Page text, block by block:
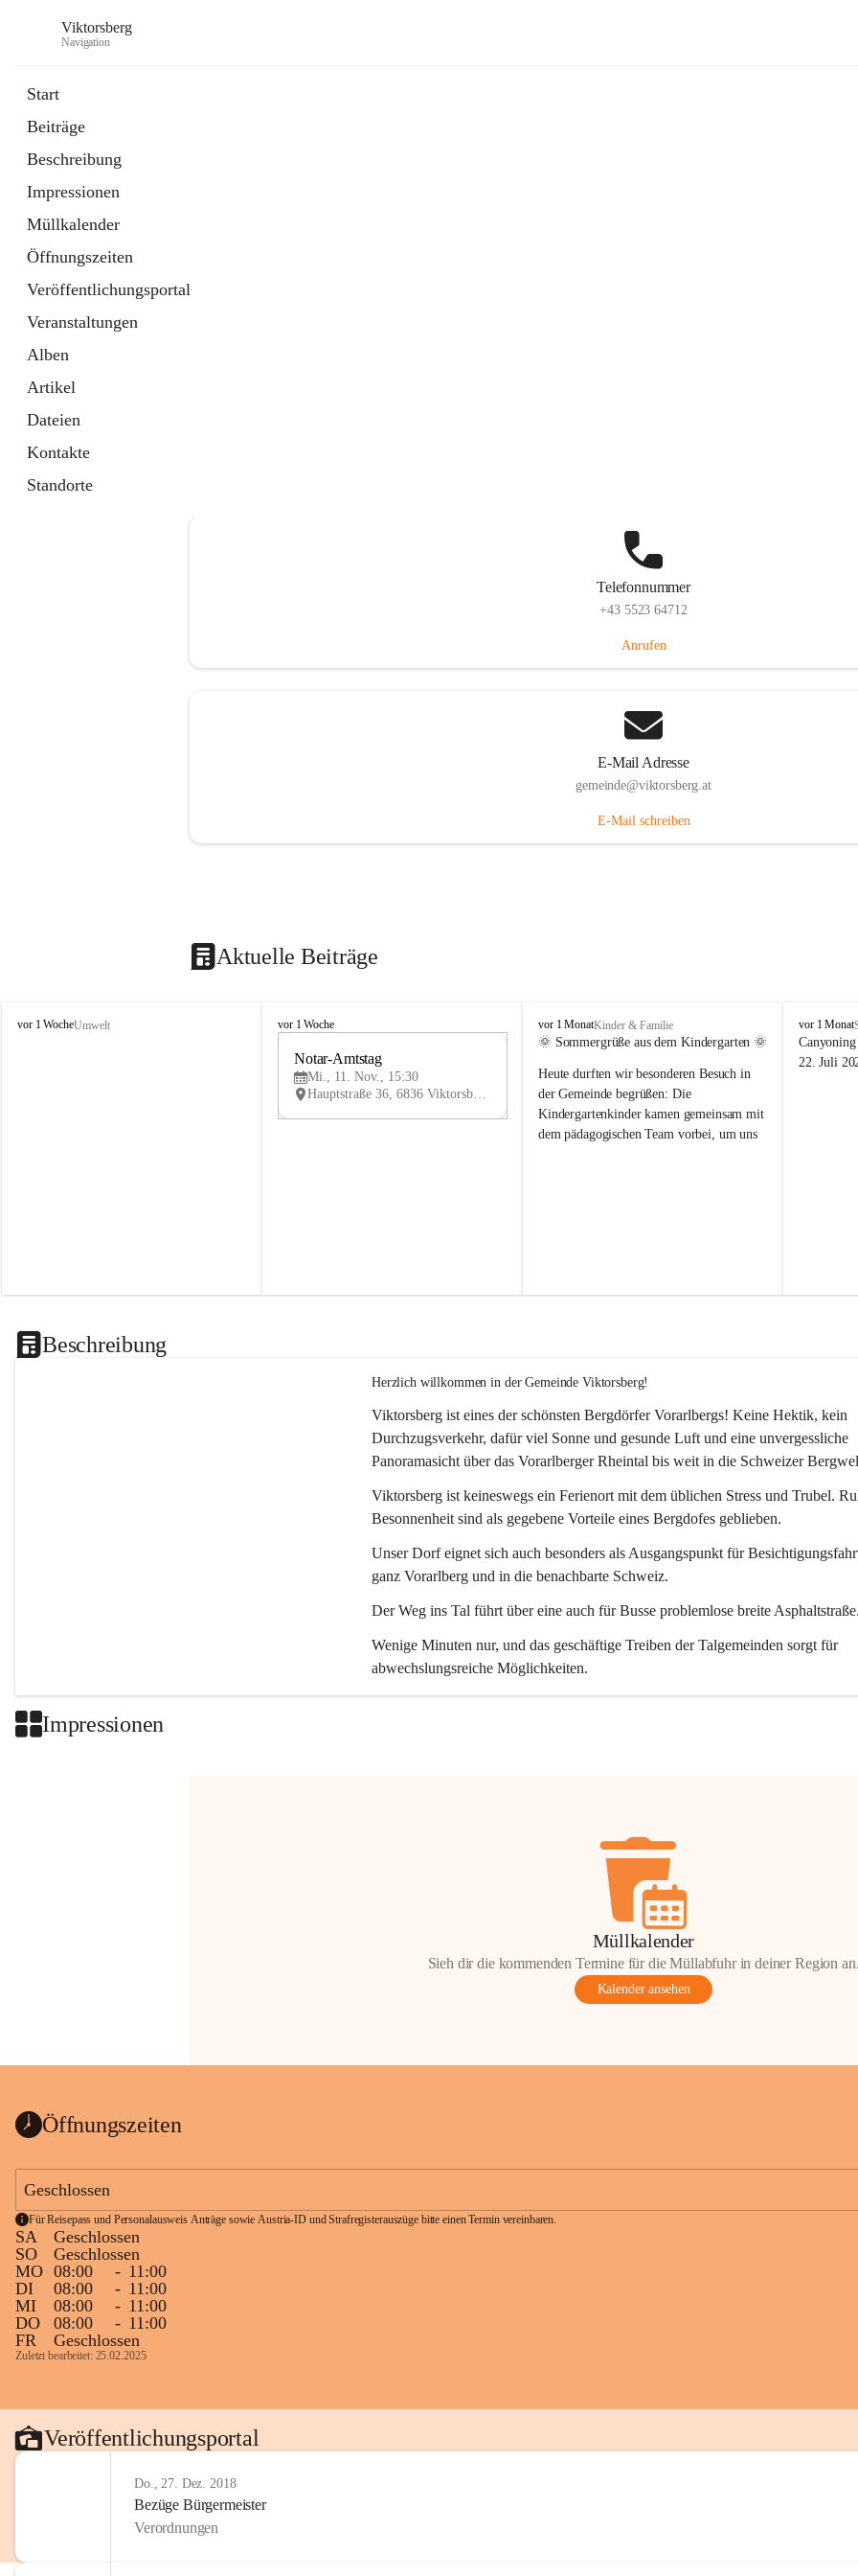
Viktorsberg
Navigation
Start
Beiträge
Beschreibung
Impressionen
Müllkalender
Öffnungszeiten
Veröffentlichungsportal
Veranstaltungen
Alben
Artikel
Dateien
Kontakte
Standorte
Telefonnummer
+43 5523 64712
Anrufen
E-Mail Adresse
gemeinde@viktorsberg.at
E-Mail schreiben
Aktuelle Beiträge
V
vor 1 WocheUmwelt
V
vor 1 Woche
V
Notar-Amtstag
Mi., 11. Nov., 15:30
Hauptstraße 36, 6836 Viktorsberg, AUT
V
i
t
o
r
s
vor 1 MonatKinder & Familie
🌞 Sommergrüße aus dem Kindergarten 🌞
Heute durften wir besonderen Besuch in
der Gemeinde begrüßen: Die
Kindergartenkinder kamen gemeinsam mit
dem pädagogischen Team vorbei, um uns
V
i
k
vor 1 Monat
22. Juli
Beschreibung
Herzlich willkommen in der Gemeinde Viktorsberg!
Viktorsberg ist eines der schönsten Bergdörfer Vorarlbergs! Keine Hektik, kein
Durchzugsverkehr, dafür viel Sonne und gesunde Luft und eine unvergessliche
Panoramasicht über das Vorarlberger Rheintal bis weit in die Schweizer
Viktorsberg ist keineswegs ein Ferienort mit dem üblichen Stress und Trubel.
Besonnenheit sind als gegebene Vorteile eines Bergdofes geblieben.
Unser Dorf eignet sich auch besonders als Ausgangspunkt für
ganz Vorarlberg und in die benachbarte Schweiz.
Der Weg ins Tal führt über eine auch für Busse problemlose breite
Wenige Minuten nur, und das geschäftige Treiben der Talgemeinden sorgt für
abwechslungsreiche Möglichkeiten.
Impressionen
Müllkalender
Sieh dir die kommenden Termine für die Müllabfuhr in deiner Region
Kalender ansehen
Öffnungszeiten
Geschlossen
Für Reisepass und Personalausweis Anträge sowie Austria-ID und Strafregisterauszüge bitte einen Termin vereinbaren.
SA
Geschlossen
SO
Geschlossen
MO 08:00 - 11:00
DI
08:00 - 11:00
MI
08:00 - 11:00
DO
08:00 - 11:00
FR
Geschlossen
Zuletzt bearbeitet: 25.02.2025
Veröffentlichungsportal
Do., 27. Dez. 2018
Bezüge Bürgermeister
Verordnungen